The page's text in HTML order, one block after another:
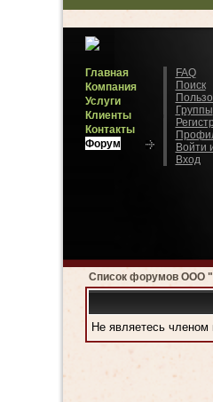
Главная
Компания
Услуги
Клиенты
Контакты
Форум
FAQ
Поиск
Группы
Войти
Вход
Список форумов ООО
Не являетесь членом